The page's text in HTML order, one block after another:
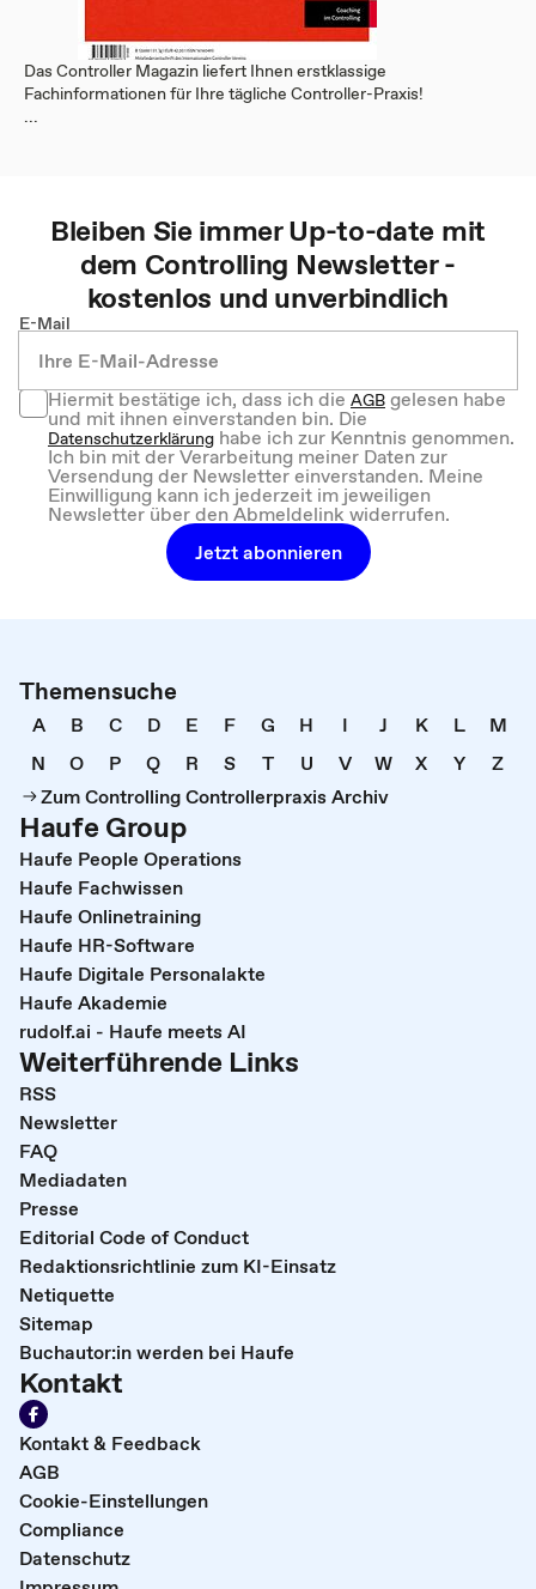
Das Controller Magazin liefert Ihnen erstklassige
Fachinformationen für Ihre tägliche Controller-Praxis!
...
Bleiben Sie immer Up-to-date mit
dem Controlling Newsletter -
kostenlos und unverbindlich
E-Mail
Hiermit bestätige ich, dass ich dieAGBgelesen habe
und mit ihnen einverstanden bin. Die
Datenschutzerklärung habe ich zur Kenntnis genommen.
Ich bin mit der Verarbeitung meiner Daten zur
Versendung der Newsletter einverstanden. Meine
Einwilligung kann ich jederzeit im jeweiligen
Newsletter über den Abmeldelink widerrufen.
Jetzt abonnieren
Themensuche
A B C D E F G H I J K L
M
N
O P Q R S T U V W X Y
Z
Zum Controlling Controllerpraxis Archiv
Haufe Group
Haufe People Operations
Haufe Fachwissen
Haufe Onlinetraining
Haufe HR-Software
Haufe Digitale Personalakte
Haufe Akademie
rudolf.ai - Haufe meets AI
Weiterführende Links
RSS
Newsletter
FAQ
Mediadaten
Presse
Editorial Code of Conduct
Redaktionsrichtlinie zum KI-Einsatz
Netiquette
Sitemap
Buchautor:in werden bei Haufe
Kontakt
Kontakt & Feedback
AGB
Cookie-Einstellungen
Compliance
Datenschutz